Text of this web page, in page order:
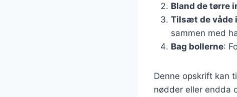
Bland de tørre
Tilsæt de våde
sammen med
Bag bollerne:
Denne opskrift kan
nødder eller endda